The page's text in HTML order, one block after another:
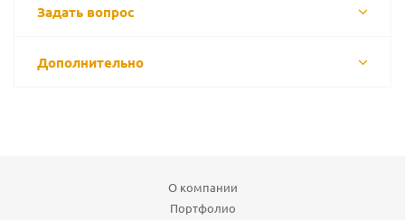
Задать вопрос
Дополнительно
О компании
Портфолио